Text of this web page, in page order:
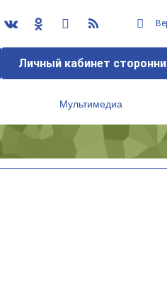
Личный кабинет
Мультимедиа